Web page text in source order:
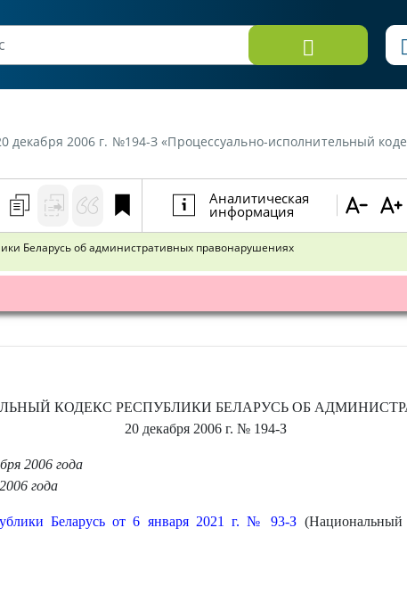
2006 г. №194-З «Процессуально-исполнительный кодекс
Аналитическая
информация
Беларусь об административных правонарушениях
КОДЕКС РЕСПУБЛИКИ БЕЛАРУСЬ ОБ
20 декабря 2006 г. № 194-З
2006 года
года
Беларусь от 6 января 2021 г. № 93-З (Национальный